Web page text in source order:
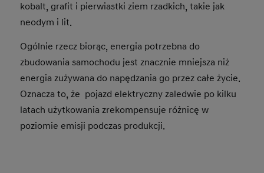
kobalt, grafit i pierwiastki ziem rzadkich, takie jak
neodym i lit.
Ogólnie rzecz biorąc, energia potrzebna do
zbudowania samochodu jest znacznie mniejsza niż
energia zużywana do napędzania go przez całe życie.
Oznacza to, że pojazd elektryczny zaledwie po kilku
latach użytkowania zrekompensuje różnicę w
poziomie emisji podczas produkcji.